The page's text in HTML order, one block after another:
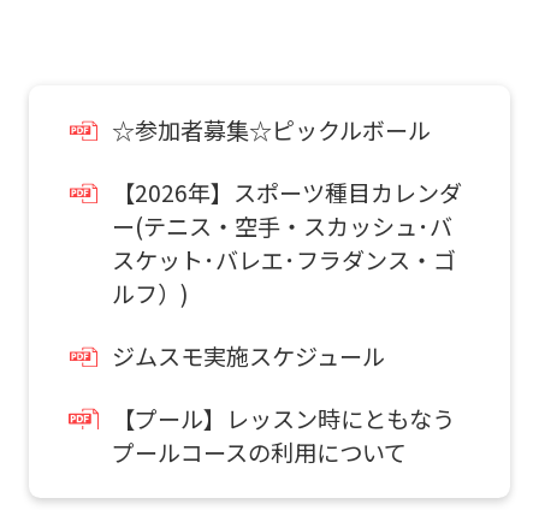
☆参加者募集☆ピックルボール
【2026年】スポーツ種目カレンダ
ー(テニス・空手・スカッシュ･バ
スケット･バレエ･フラダンス・ゴ
ルフ）)
ジムスモ実施スケジュール
【プール】レッスン時にともなう
プールコースの利用について
the
Japanese
version
of
will
be
translated
mechanically,